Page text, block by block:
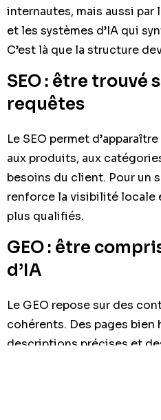
internautes, mais aussi
et les systèmes d’IA qui
C’est là que la structure
SEO : être trouvé
requêtes
Le SEO permet
aux produits, aux
besoins du client. Pour un
renforce la visibilité locale
plus qualifiés.
GEO : être
d’IA
Le GEO repose sur des
cohérents. Des pages bien
descriptions précises et